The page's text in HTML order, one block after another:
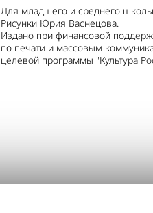
Для младшего и среднего
Рисунки Юрия Васнецова.
Издано при финансовой
по печати и массовым
целевой программы "Культура